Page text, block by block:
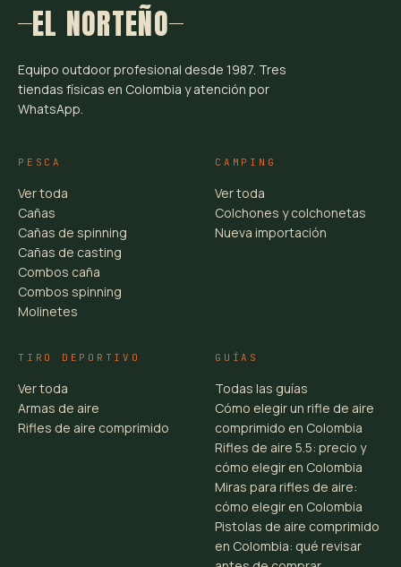
EL NORTEÑO
Equipo outdoor profesional desde 1987. Tres
tiendas físicas en Colombia y atención por
WhatsApp.
PESCA
Ver toda
Cañas
Cañas de spinning
Cañas de casting
Combos caña
Combos spinning
Molinetes
CAMPING
Ver toda
Colchones y colchonetas
Nueva importación
TIRO DEPORTIVO
Ver toda
Armas de aire
Rifles de aire comprimido
GUÍAS
Todas las guías
Cómo elegir un rifle de aire
comprimido en Colombia
Rifles de aire 5.5: precio y
cómo elegir en Colombia
Miras para rifles de aire:
cómo elegir en Colombia
Pistolas de aire comprimido
en Colombia: qué revisar